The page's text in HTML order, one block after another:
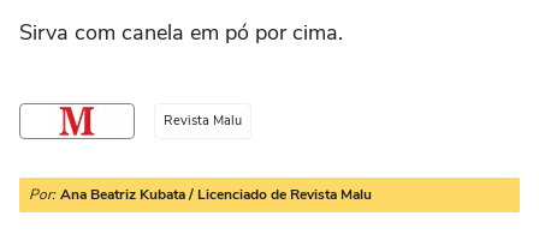
Sirva com canela em pó por cima.
Revista Malu
Por: Ana Beatriz Kubata / Licenciado de Revista Malu